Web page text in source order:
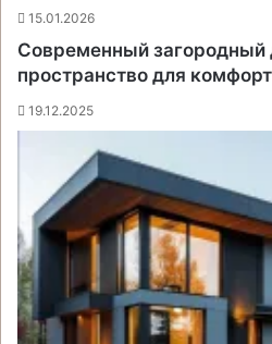
15.01.2026
Современный загородный
пространство для
19.12.2025